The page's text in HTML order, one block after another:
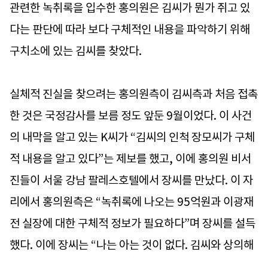
관련한 녹취록을 입수한 홍의원은 김씨가 뭔가 쥐고 있
다는 판단에 따라 보다 구체적인 내용을 파악하기 위해
구치소에 있는 김씨를 찾았다.
실체적 진실을 찾으려는 홍의원측이 김씨측과 처음 접촉
한 것은 국정감사를 보름 정도 앞둔 9월이었다. 이 사건
의 내막을 알고 있는 K씨가 “김씨의 인척 장모씨가 구체
적 내용을 알고 있다”는 제보를 했고, 이에 홍의원 비서
진들이 서울 강남 팔레스호텔에서 장씨를 만났다. 이 자
리에서 홍의원측은 “녹취록에 나오는 95억원과 이광재
전 실장에 대한 구체적 정보가 필요하다”며 장씨를 설득
했다. 이에 장씨는 “나는 아는 것이 없다. 김씨와 상의해